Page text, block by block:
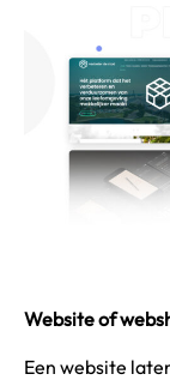
Website of
Een website